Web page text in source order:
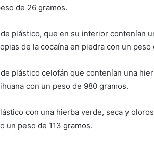
de 26 gramos.
plástico, que en su interior contenían
de la cocaína en piedra con un peso
plástico celofán que contenían una
con un peso de 980 gramos.
con una hierba verde, seca y
un peso de 113 gramos.